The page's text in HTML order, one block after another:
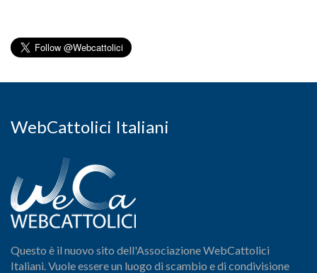
WebCattolici Italiani
Questo è il nuovo sito dell'Associazione WebCattolici
Italiani. Vuole essere un luogo di scambio e di condivisione